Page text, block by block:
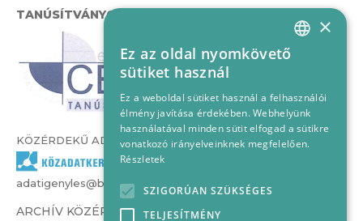
TANÚSÍTVÁNYOK
KÖZÉRDEKŰ ADATOK
adatigenyles@bvcs.hu
ARCHÍV KÖZÉRDEKŰ ADATOK –
HUNGARIAN
×
Ez az oldal nyomkövető
sütiket használ
Ez a weboldal sütiket használ a felhasználói
élmény javítása érdekében. Webhelyünk
használatával minden sütit elfogad a sütikre
vonatkozó irányelveinknek megfelelően.
Részletek
SZIGORÚAN SZÜKSÉGES
TELJESÍTMÉNY